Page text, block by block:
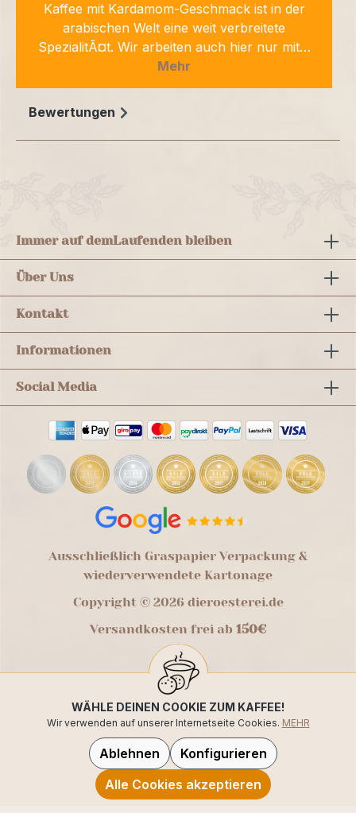
Kaffee mit Kardamom-Geschmack ist in der
arabischen Welt eine weit verbreitete
SpezialitÃ¤t. Wir arbeiten auch hier nur mit…
Mehr
Bewertungen
Immer auf demLaufenden bleiben
Über Uns
Kontakt
Informationen
Social Media
Ausschließlich Graspapier Verpackung &
wiederverwendete Kartonage
Copyright © 2026 dieroesterei.de
Versandkosten frei ab 150€
WÄHLE DEINEN COOKIE ZUM KAFFEE!
Wir verwenden auf unserer Internetseite Cookies. MEHR
Ablehnen
Konfigurieren
Alle Cookies akzeptieren